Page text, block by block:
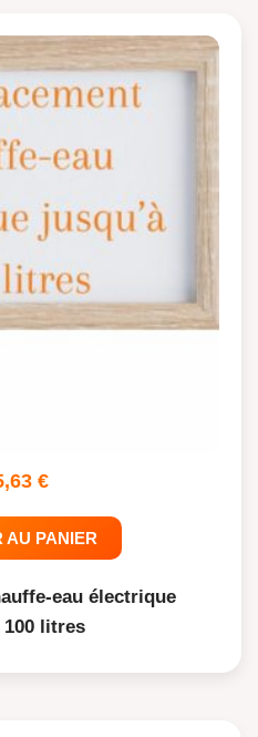
€
AU PANIER
eau électrique
100 litres